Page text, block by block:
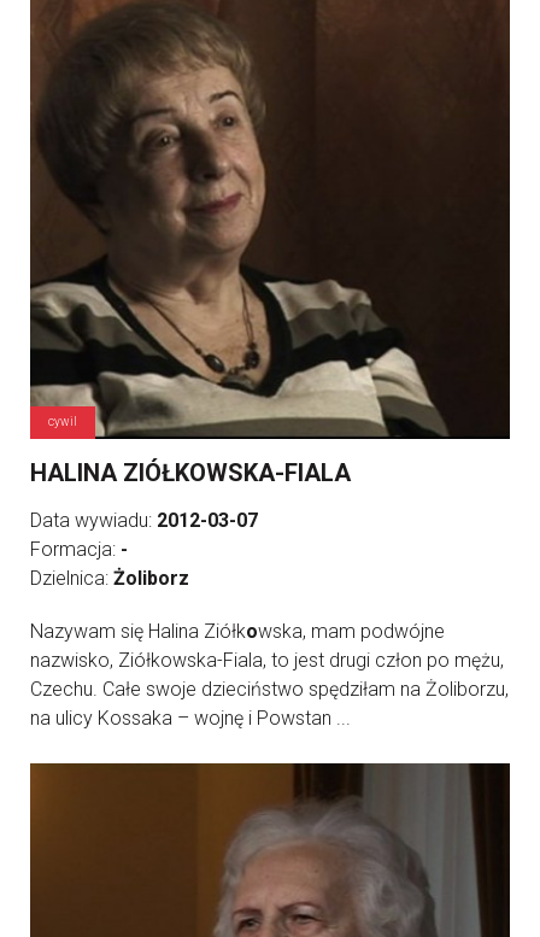
cywil
HALINA ZIÓŁKOWSKA-FIALA
Data wywiadu: 2012-03-07
Formacja: -
Dzielnica: Żoliborz
Nazywam się Halina Ziółkowska, mam podwójne
nazwisko, Ziółkowska-Fiala, to jest drugi człon po mężu,
Czechu. Całe swoje dzieciństwo spędziłam na Żoliborzu,
na ulicy Kossaka – wojnę i Powstan ...